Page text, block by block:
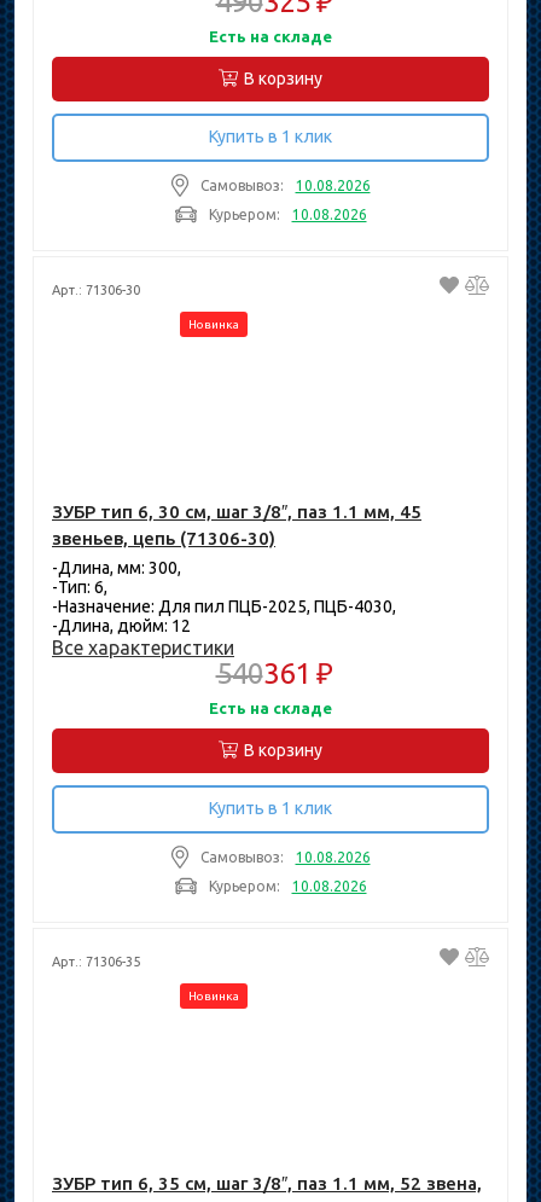
Есть на складе
В корзину
Купить в 1 клик
Самовывоз:
10.08.2026
Курьером:
10.08.2026
Арт.: 71306-30
Новинка
ЗУБР тип 6, 30 см, шаг 3/8″, паз 1.1 мм, 45
звеньев, цепь (71306-30)
-Длина, мм: 300,
-Тип: 6,
-Назначение: Для пил ПЦБ-2025, ПЦБ-4030,
-Длина, дюйм: 12
Все характеристики
540361 ₽
Есть на складе
В корзину
Купить в 1 клик
Самовывоз:
10.08.2026
Курьером:
10.08.2026
Арт.: 71306-35
Новинка
ЗУБР тип 6, 35 см, шаг 3/8″, паз 1.1 мм, 52 звена,